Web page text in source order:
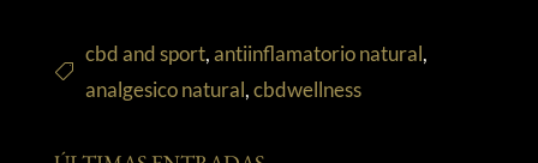
cbd and sport,antiinflamatorio natural,
analgesico natural,cbdwellness